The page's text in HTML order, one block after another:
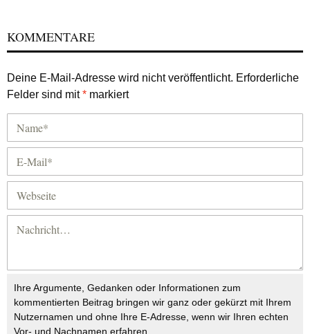
KOMMENTARE
Deine E-Mail-Adresse wird nicht veröffentlicht. Erforderliche
Felder sind mit* markiert
Ihre Argumente, Gedanken oder Informationen zum
kommentierten Beitrag bringen wir ganz oder gekürzt mit Ihrem
Nutzernamen und ohne Ihre E-Adresse, wenn wir Ihren echten
Vor- und Nachnamen erfahren.